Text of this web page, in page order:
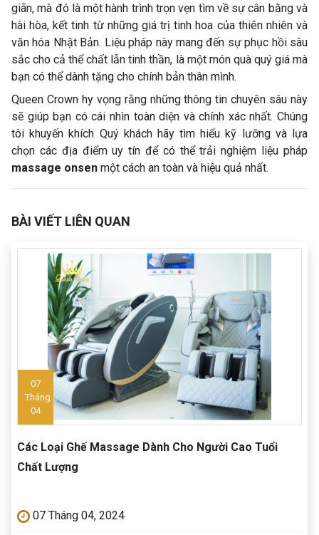
giãn, mà đó là một hành trình trọn vẹn tìm về sự cân bằng và
hài hòa, kết tinh từ những giá trị tinh hoa của thiên nhiên và
văn hóa Nhật Bản. Liệu pháp này mang đến sự phục hồi sâu
sắc cho cả thể chất lẫn tinh thần, là một món quà quý giá mà
bạn có thể dành tặng cho chính bản thân mình.
Queen Crown hy vọng rằng những thông tin chuyên sâu này
sẽ giúp bạn có cái nhìn toàn diện và chính xác nhất. Chúng
tôi khuyến khích Quý khách hãy tìm hiểu kỹ lưỡng và lựa
chọn các địa điểm uy tín để có thể trải nghiệm liệu pháp
massage onsen một cách an toàn và hiệu quả nhất.
BÀI VIẾT LIÊN QUAN
07
Tháng
04
Các Loại Ghế Massage Dành Cho Người Cao Tuổi
Chất Lượng
07 Tháng 04, 2024